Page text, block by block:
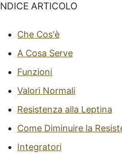
ARTICOLO
Che Cos'è
A Cosa Serve
Funzioni
Valori Normali
Resistenza alla Leptina
Come Diminuire la
Integratori